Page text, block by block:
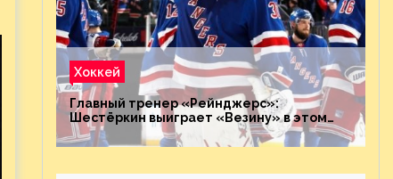
Хоккей
Главный тренер «Рейнджерс»:
Шестёркин выиграет «Везину» в этом
году. Он невероятен